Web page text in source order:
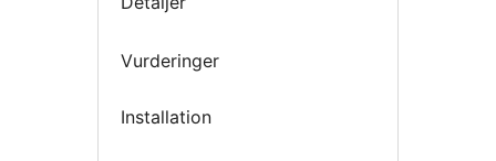
Vurderinger
Installation